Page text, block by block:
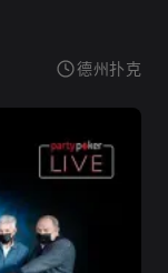
德州扑克